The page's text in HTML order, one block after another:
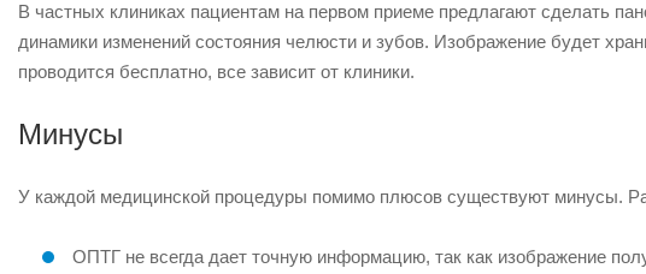
В частных клиниках пациентам на первом приеме предлагают сделать
динамики изменений состояния челюсти и зубов. Изображение будет
проводится бесплатно, все зависит от клиники.
Минусы
У каждой медицинской процедуры помимо плюсов существуют минусы.
ОПТГ не всегда дает точную информацию, так как изображение